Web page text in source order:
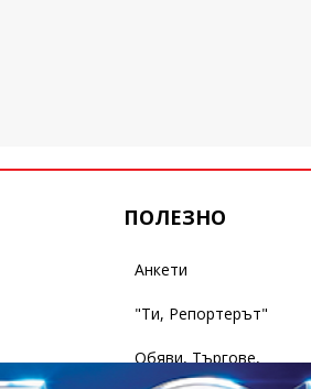
ПОЛЕЗНО
Анкети
"Ти, Репортерът"
Обяви, Търгове,
Съобщения